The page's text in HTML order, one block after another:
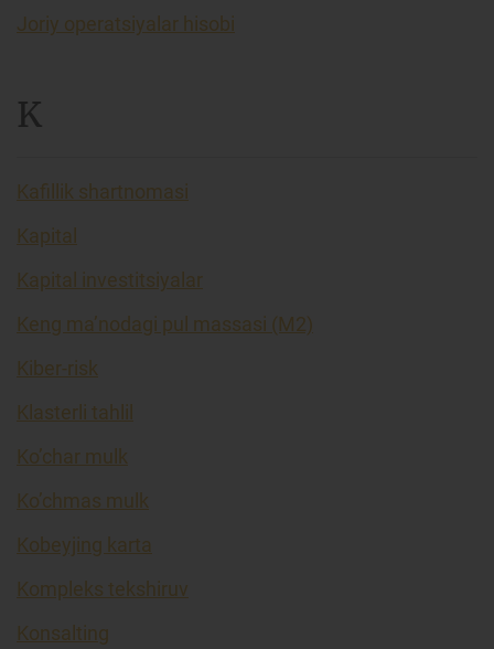
Joriy operatsiyalar hisobi
K
Kafillik shartnomasi
Kapital
Kapital investitsiyalar
Keng ma’nodagi pul massasi (M2)
Kiber-risk
Klasterli tahlil
Ko’char mulk
Ko’chmas mulk
Kobeyjing karta
Kompleks tekshiruv
Konsalting